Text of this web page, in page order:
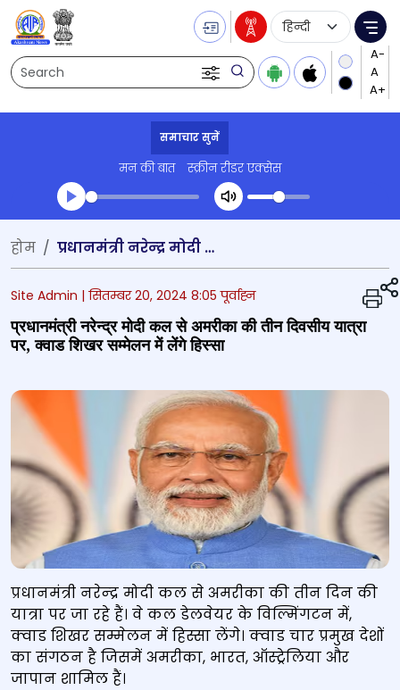
Search
Language
समाचार सुनें
मन की बात स्क्रीन रीडर एक्सेस
Transcript summary
प्ले ऑडियो
होम प्रधानमंत्री नरेन्‍द्र मोदी कल से अमरीका की तीन दिवसीय यात्रा पर, क्वाड शिखर सम्मेलन में लेंगे हिस्सा
Site Admin | सितम्बर 20, 2024 8:05 पूर्वाह्न
प्रधानमंत्री नरेन्‍द्र मोदी कल से अमरीका की तीन दिवसीय यात्रा
पर, क्वाड शिखर सम्मेलन में लेंगे हिस्सा
प्रधानमंत्री नरेन्‍द्र मोदी कल से अमरीका की तीन दिन की
यात्रा पर जा रहे हैं। वे कल डेलवेयर के विल्मिंगटन में,
क्वाड शिखर सम्मेलन में हिस्सा लेंगे। क्वाड चार प्रमुख देशों
का संगठन है जिसमें अमरीका, भारत, ऑस्ट्रेलिया और
जापान शामिल हैं।